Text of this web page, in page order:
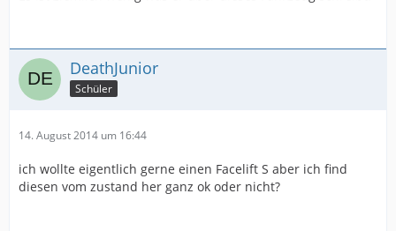
DeathJunior
Schüler
14. August 2014 um 16:44
ich wollte eigentlich gerne einen Facelift S aber ich find
diesen vom zustand her ganz ok oder nicht?